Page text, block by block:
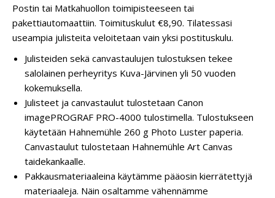
Postin tai Matkahuollon toimipisteeseen tai
pakettiautomaattiin. Toimituskulut €8,90. Tilatessasi
useampia julisteita veloitetaan vain yksi postituskulu.
Julisteiden sekä canvastaulujen tulostuksen tekee
salolainen perheyritys Kuva-Järvinen yli 50 vuoden
kokemuksella.
Julisteet ja canvastaulut tulostetaan Canon
imagePROGRAF PRO-4000 tulostimella. Tulostukseen
käytetään Hahnemühle 260 g Photo Luster paperia.
Canvastaulut tulostetaan Hahnemühle Art Canvas
taidekankaalle.
Pakkausmateriaaleina käytämme pääosin kierrätettyjä
materiaaleja. Näin osaltamme vähennämme